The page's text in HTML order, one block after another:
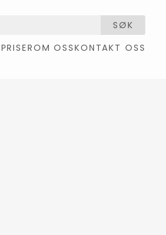
SØK
PRISEROM OSSKONTAKT OSS